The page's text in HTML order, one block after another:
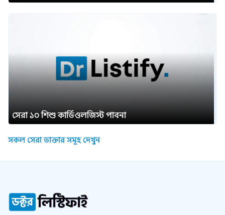
সেরা ১০ শিশু কার্ডিওলজিস্ট পাবনা
সকল সেরা ডাক্তার সমূহ দেখুন